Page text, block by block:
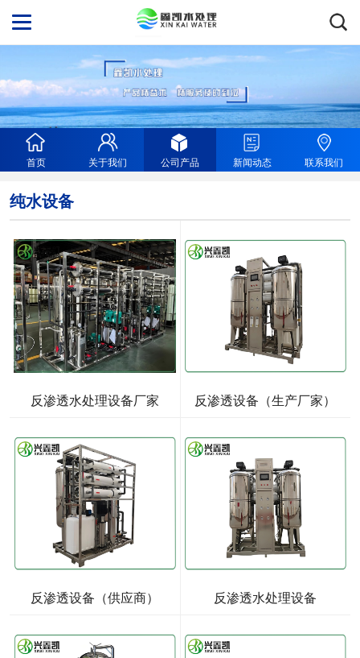
首页 关于我们 公司产品 新闻动态 联系我们
纯水设备
反渗透水处理设备厂家 反渗透设备（生产厂家）
反渗透设备（供应商） 反渗透水处理设备